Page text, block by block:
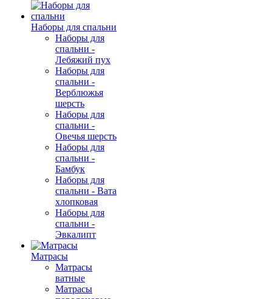
Наборы для спальни
Наборы для
спальни -
Лебяжий пух
Наборы для
спальни -
Верблюжья
шерсть
Наборы для
спальни -
Овечья шерсть
Наборы для
спальни -
Бамбук
Наборы для
спальни - Вата
хлопковая
Наборы для
спальни -
Эвкалипт
Матрасы
Матрасы
ватные
Матрасы